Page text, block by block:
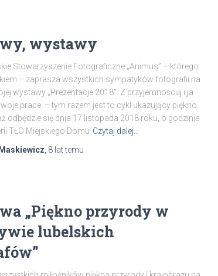
wystawy
Stowarzyszenie Fotograficzne „Animus” – którego
– zaprasza wszystkich sympatyków fotografii na
wystawy „Prezentacje 2018″. Z przyjemnością i ja
prace – tym razem jest to cykl ukazujący piękno
odbędzie się dnia 17 listopada 2018 roku, o godzinie
TŁO Miejskiego Domu Czytaj dalej…
8 lattemu
„Piękno przyrody w
lubelskich